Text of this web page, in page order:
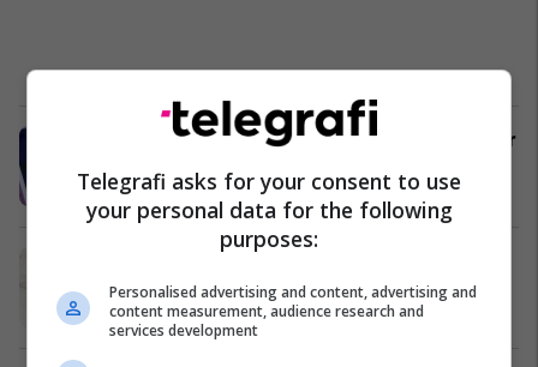
Britania me paralajmërim të fortë për
Nga Bota 12/02/2018
shkojnë në duart e 1% të popullsisë
Financa 22/01/2018
Telegrafi asks for your consent to use
your personal data for the following
purposes:
Personalised advertising and content, advertising and
content measurement, audience research and
services development